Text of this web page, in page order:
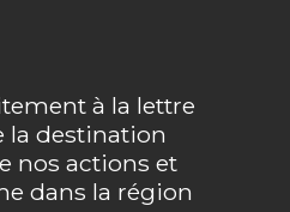
à la lettre
destination
nos actions et
dans la région